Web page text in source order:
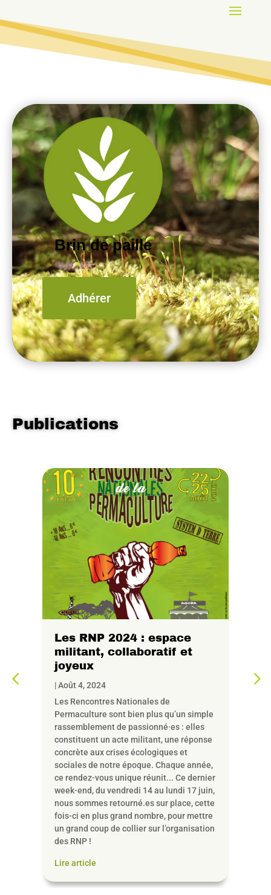
Lecteur
vidéo
Brin de paille
Adhérer
Publications
Les RNP 2024 : espace
militant, collaboratif et
joyeux
|Août 4, 2024
Les Rencontres Nationales de
Permaculture sont bien plus qu’un simple
rassemblement de passionné⸱es : elles
constituent un acte militant, une réponse
concrète aux crises écologiques et
sociales de notre époque. Chaque année,
ce rendez-vous unique réunit... Ce dernier
week-end, du vendredi 14 au lundi 17 juin,
nous sommes retourné.es sur place, cette
fois-ci en plus grand nombre, pour mettre
un grand coup de collier sur l’organisation
des RNP !
Lire article
! La
de